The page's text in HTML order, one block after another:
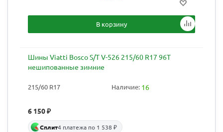
В корзину
Шины Viatti Bosco S/T V-526 215/60 R17 96T
нешипованные зимние
215/60 R17 Наличие: 16
6 150₽
Сплит4 платежа по 1 538 ₽